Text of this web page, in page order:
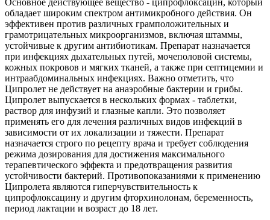
Основное действующее вещество - ципрофлоксацин, который
обладает широким спектром антимикробного действия. Он
эффективен против различных грамположительных и
грамотрицательных микроорганизмов, включая штаммы,
устойчивые к другим антибиотикам. Препарат назначается
при инфекциях дыхательных путей, мочеполовой системы,
кожных покровов и мягких тканей, а также при септицемии и
интраабдоминальных инфекциях. Важно отметить, что
Ципролет не действует на анаэробные бактерии и грибы.
Ципролет выпускается в нескольких формах - таблетки,
раствор для инфузий и глазные капли. Это позволяет
применять его для лечения различных видов инфекций в
зависимости от их локализации и тяжести. Препарат
назначается строго по рецепту врача и требует соблюдения
режима дозирования для достижения максимального
терапевтического эффекта и предотвращения развития
устойчивости бактерий. Противопоказаниями к применению
Ципролета являются гиперчувствительность к
ципрофлоксацину и другим фторхинолонам, беременность,
период лактации и возраст до 18 лет.